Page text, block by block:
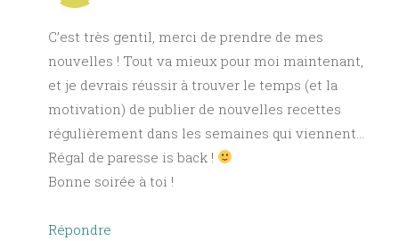
C’est très gentil, merci de prendre de mes
nouvelles ! Tout va mieux pour moi maintenant,
et je devrais réussir à trouver le temps (et la
motivation) de publier de nouvelles recettes
régulièrement dans les semaines qui viennent…
Régal de paresse is back !
Bonne soirée à toi !
Répondre